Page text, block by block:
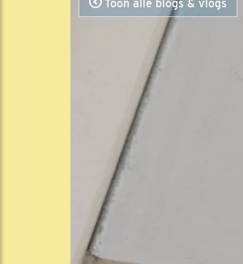
Toon alle blogs & vlogs